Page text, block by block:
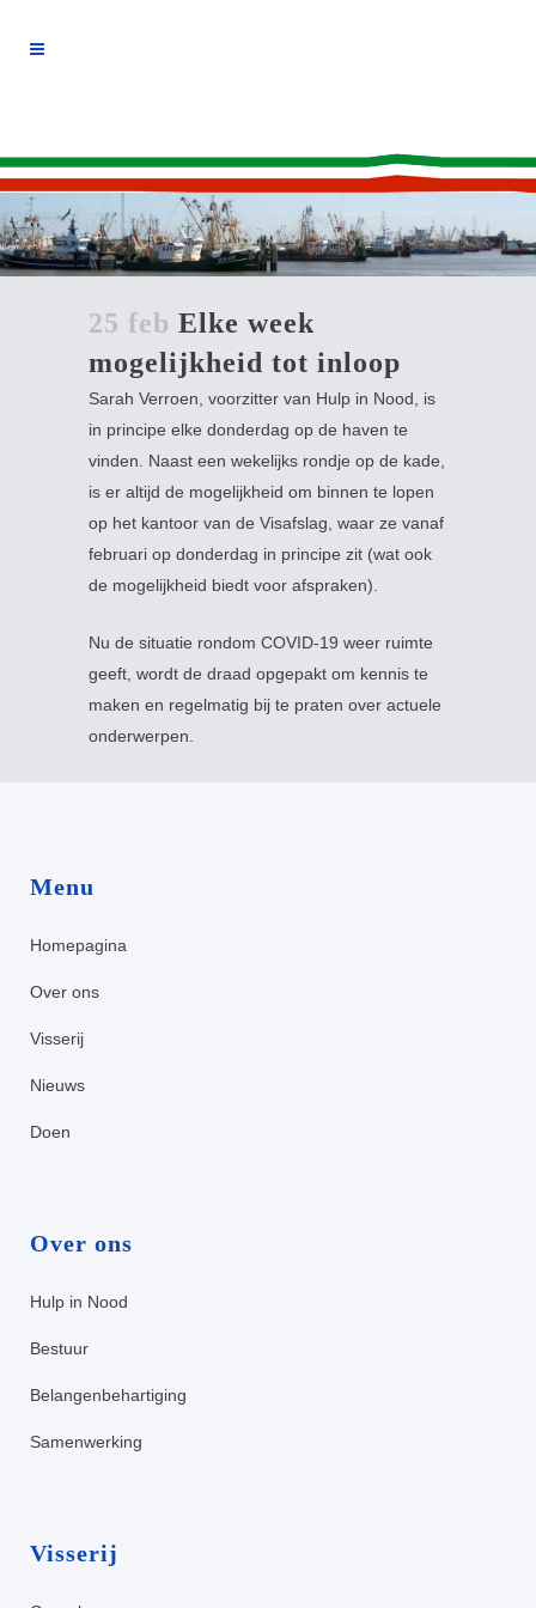
25 feb Elke week
mogelijkheid tot inloop
Sarah Verroen, voorzitter van Hulp in Nood, is
in principe elke donderdag op de haven te
vinden. Naast een wekelijks rondje op de kade,
is er altijd de mogelijkheid om binnen te lopen
op het kantoor van de Visafslag, waar ze vanaf
februari op donderdag in principe zit (wat ook
de mogelijkheid biedt voor afspraken).
Nu de situatie rondom COVID-19 weer ruimte
geeft, wordt de draad opgepakt om kennis te
maken en regelmatig bij te praten over actuele
onderwerpen.
Menu
Homepagina
Over ons
Visserij
Nieuws
Doen
Over ons
Hulp in Nood
Bestuur
Belangenbehartiging
Samenwerking
Visserij